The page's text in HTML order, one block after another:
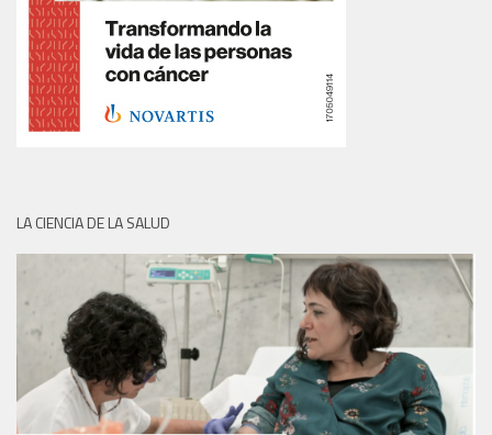
LA CIENCIA DE LA SALUD